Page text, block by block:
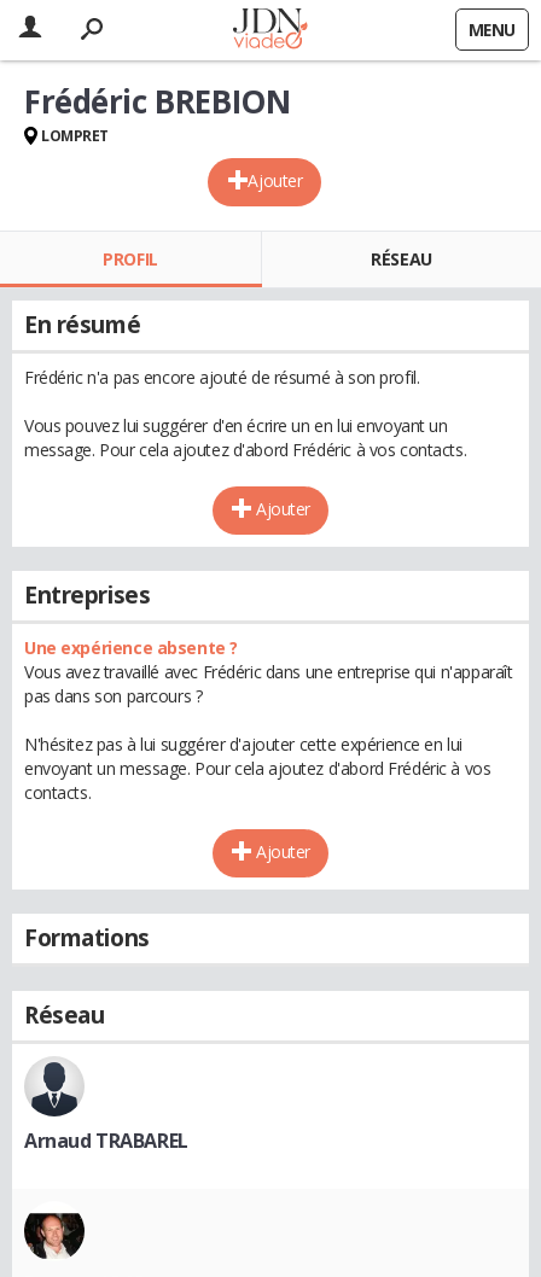
MENU
Ajouter
Frédéric BREBION
LOMPRET
PROFIL RÉSEAU
En résumé
Frédéric n'a pas encore ajouté de résumé à son profil.
Vous pouvez lui suggérer d'en écrire un en lui envoyant un
message. Pour cela ajoutez d'abord Frédéric à vos contacts.
Ajouter
Entreprises
Une expérience absente ?
Vous avez travaillé avec Frédéric dans une entreprise qui n'apparaît
pas dans son parcours ?
N'hésitez pas à lui suggérer d'ajouter cette expérience en lui
envoyant un message. Pour cela ajoutez d'abord Frédéric à vos
contacts.
Ajouter
Formations
Réseau
Arnaud TRABAREL